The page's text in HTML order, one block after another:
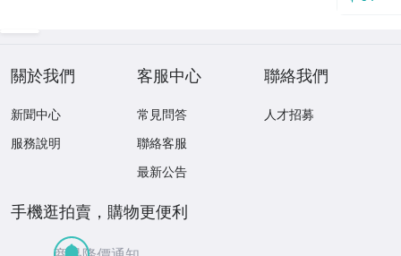
關於我們
新聞中心
服務說明
客服中心
常見問答
聯絡客服
最新公告
聯絡我們
人才招募
手機逛拍賣，購物更便利